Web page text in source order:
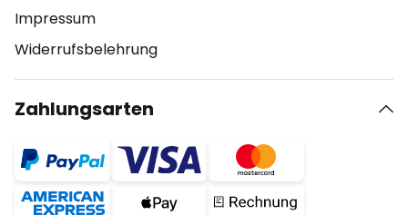
Impressum
Widerrufsbelehrung
Zahlungsarten